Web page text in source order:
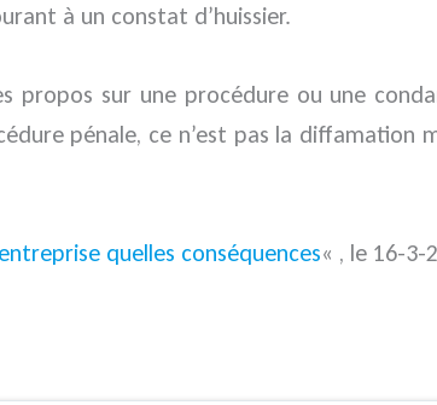
à un constat d’huissier.
sur une procédure ou une
pénale, ce n’est pas la diffamation
quelles conséquences« , le 16-3-